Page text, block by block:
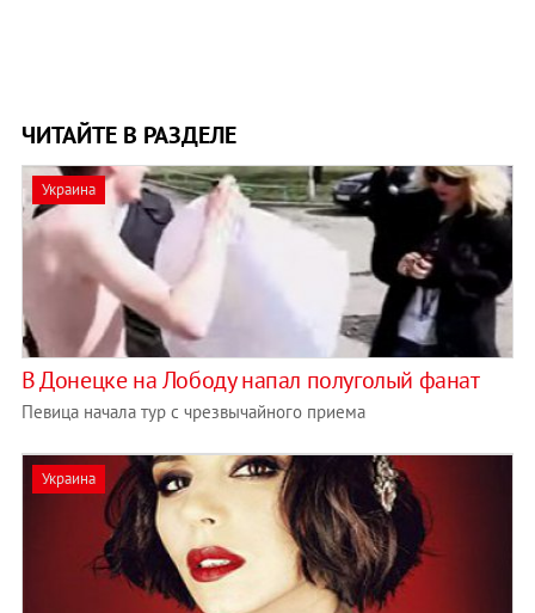
ЧИТАЙТЕ В РАЗДЕЛЕ
Украина
В Донецке на Лободу напал полуголый фанат
Певица начала тур с чрезвычайного приема
Украина